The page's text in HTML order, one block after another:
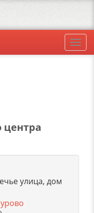
центра
улица, дом